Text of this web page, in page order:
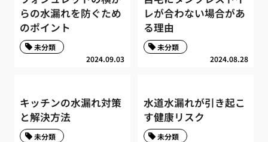
らの水漏れを防ぐため
のポイント
2024.09.03
未分類
レが合わない場合があ
る理由
2024.08.28
未分類
キッチンの水漏れ対策
と解決方法
未分類
水道水漏れが引き起こ
す健康リスク
未分類